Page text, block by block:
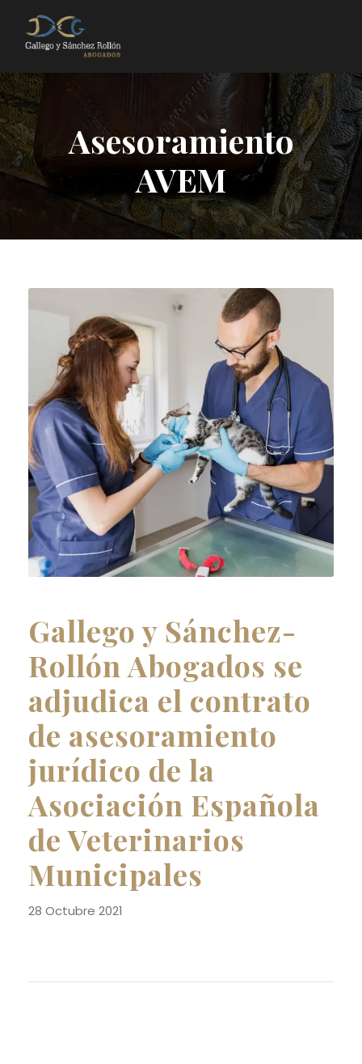
Asesoramiento
AVEM
Gallego y Sánchez-
Rollón Abogados se
adjudica el contrato
de asesoramiento
jurídico de la
Asociación Española
de Veterinarios
Municipales
28 Octubre 2021